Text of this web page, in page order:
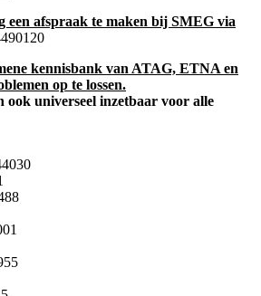
een afspraak te maken bij SMEG via
kennisbank van ATAG, ETNA en
op te lossen.
ook universeel inzetbaar voor alle